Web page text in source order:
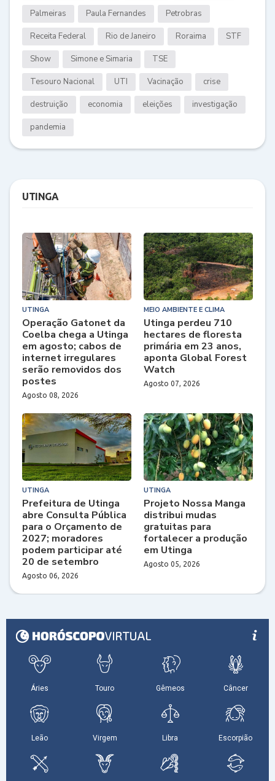
Palmeiras Paula Fernandes Petrobras
Receita Federal Rio de Janeiro Roraima STF
Show Simone e Simaria TSE
Tesouro Nacional UTI Vacinação crise
destruição economia eleições investigação
pandemia
UTINGA
UTINGA
Operação Gatonet da
Coelba chega a Utinga
em agosto; cabos de
internet irregulares
serão removidos dos
postes
Agosto 08, 2026
MEIO AMBIENTE E CLIMA
Utinga perdeu 710
hectares de floresta
primária em 23 anos,
aponta Global Forest
Watch
Agosto 07, 2026
UTINGA
Prefeitura de Utinga
abre Consulta Pública
para o Orçamento de
2027; moradores
podem participar até
20 de setembro
Agosto 06, 2026
UTINGA
Projeto Nossa Manga
distribui mudas
gratuitas para
fortalecer a produção
em Utinga
Agosto 05, 2026